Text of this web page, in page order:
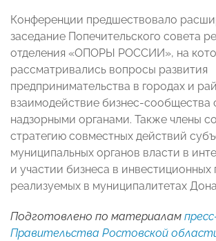
Конференции предшествовало
заседание Попечительского совета
отделения «ОПОРЫ РОССИИ», на
рассматривались вопросы развития
предпринимательства в городах и
взаимодействие бизнес-сообщества
надзорными органами. Также члены
стратегию совместных действий
муниципальных органов власти в
и участии бизнеса в инвестиционных
реализуемых в муниципалитетах
Подготовлено по материалам
Правительства Ростовской